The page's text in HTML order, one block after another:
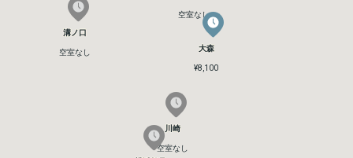
空室なし
大森
¥8,100
川崎
空室なし
溝ノ口
空室なし
空室なし
大森
¥8,100
川崎
空室なし
溝ノ口
空室なし